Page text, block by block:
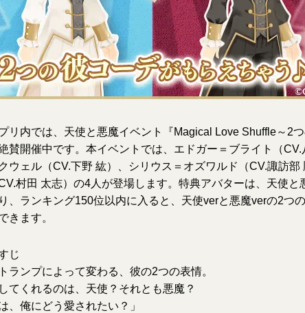
リ内では、天使と悪魔イベント『Magical Love Shuffle～2
賛開催中です。本イベントでは、エドガー＝ブライト（CV.
ウェル（CV.下野 紘）、シリウス＝オズワルド（CV.諏訪部
村田 太志）の4人が登場します。特典アバターは、天使と
、ランキング150位以内に入ると、天使verと悪魔verの2つ
きます。
じ
ランプによって変わる、彼の2つの表情。
てくれるのは、天使？それとも悪魔？
、俺にどう愛されたい？」